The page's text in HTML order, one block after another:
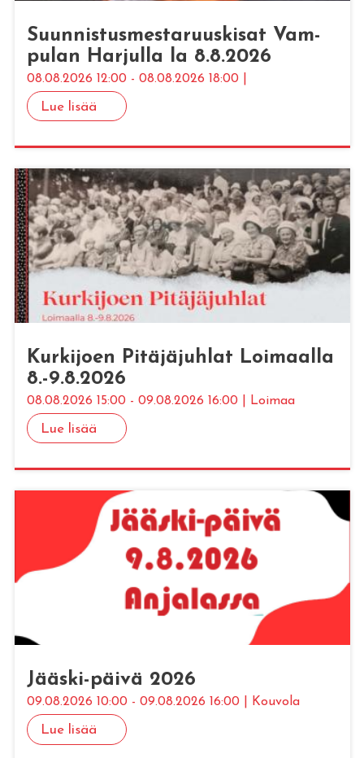
Suun­nis­tus­mes­ta­ruus­ki­sat Vam­
pu­lan Har­jul­la la 8.8.2026
08.08.2026 12:00 - 08.08.2026 18:00 |
Lue lisää
Kur­ki­joen Pi­tä­jä­juh­lat Loi­maal­la
8.-9.8.2026
08.08.2026 15:00 - 09.08.2026 16:00 | Loimaa
Lue lisää
Jääs­ki-päivä 2026
09.08.2026 10:00 - 09.08.2026 16:00 | Kouvola
Lue lisää